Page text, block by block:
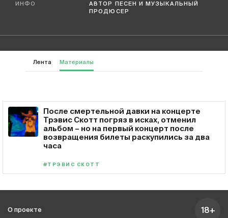
ИНФО
АВТОР ПЕСЕН И МУЗЫКАЛЬНЫЙ
ПРОДЮСЕР
Лента Материалы
После смертельной давки на концерте
Трэвис Скотт погряз в исках, отменил
альбом – но на первый концерт после
возвращения билеты раскупились за два
часа
#ТРЭВИС СКОТТ
О проекте 18+